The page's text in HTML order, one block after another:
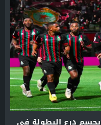
درع البطولة في